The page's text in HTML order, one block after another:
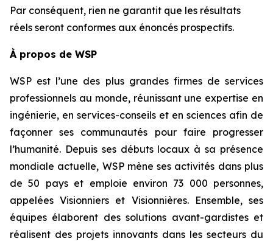
Par conséquent, rien ne garantit que les résultats
réels seront conformes aux énoncés prospectifs.
À propos de WSP
WSP est l’une des plus grandes firmes de services
professionnels au monde, réunissant une expertise en
ingénierie, en services-conseils et en sciences afin de
façonner ses communautés pour faire progresser
l’humanité. Depuis ses débuts locaux à sa présence
mondiale actuelle, WSP mène ses activités dans plus
de 50 pays et emploie environ 73 000 personnes,
appelées Visionniers et Visionnières. Ensemble, ses
équipes élaborent des solutions avant-gardistes et
réalisent des projets innovants dans les secteurs du